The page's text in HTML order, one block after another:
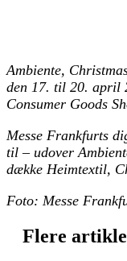
Ambiente,
den 17. til 20. april
Consumer Goods
Messe Frankfurts
til – udover
dække Heimtextil,
Foto: Messe
Flere